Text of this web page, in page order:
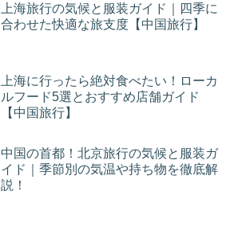
上海旅行の気候と服装ガイド｜四季に
合わせた快適な旅支度【中国旅行】
上海に行ったら絶対食べたい！ローカ
ルフード5選とおすすめ店舗ガイド
【中国旅行】
中国の首都！北京旅行の気候と服装ガ
イド｜季節別の気温や持ち物を徹底解
説！